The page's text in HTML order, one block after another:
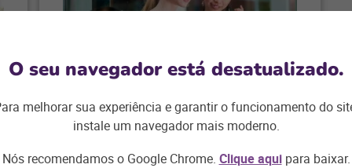
Restoque aumenta
tíquete médio em
30% com solução…
O seu navegador está desatualizado.
melhorar sua experiência e garantir o funcionamento do
instale um navegador mais moderno.
Nós recomendamos o Google Chrome. Clique aquipara baixar.